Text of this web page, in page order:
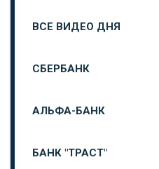
ВСЕ ВИДЕО ДНЯ
СБЕРБАНК
АЛЬФА-БАНК
БАНК "ТРАСТ"